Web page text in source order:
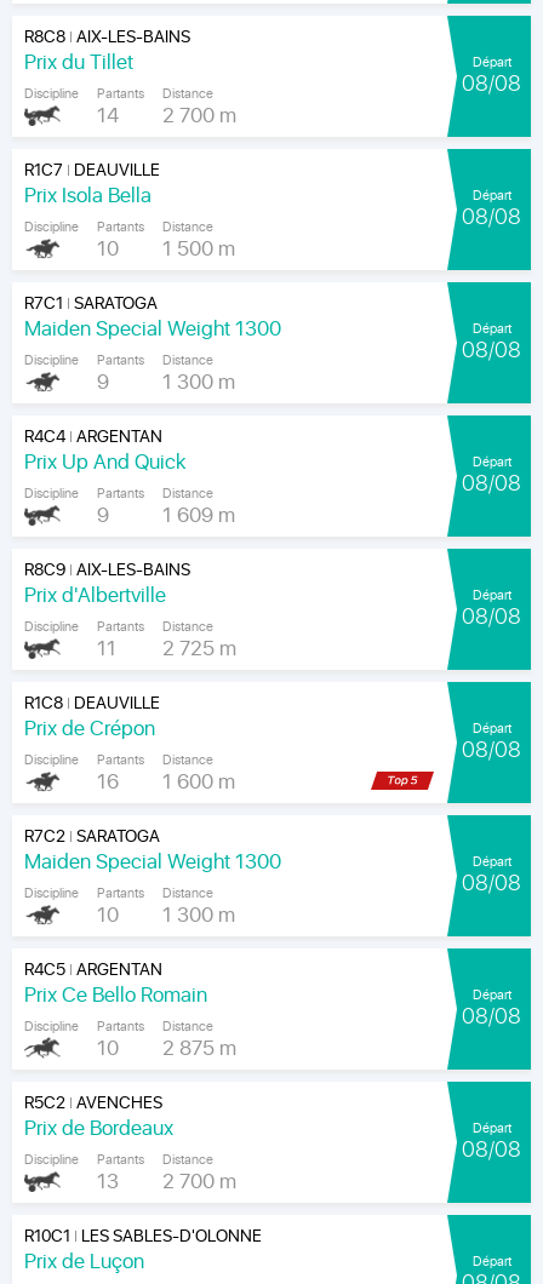
R8C8|AIX-LES-BAINS
Prix du Tillet
Discipline Partants
14
Distance
2 700 m
Départ
08/08
R1C7 | DEAUVILLE
Prix Isola Bella
Discipline Partants
10
Distance
1 500 m
Départ
08/08
R7C1 |SARATOGA
Maiden Special Weight 1300
Discipline Partants
9
Distance
1 300 m
Départ
08/08
R4C4|ARGENTAN
Prix Up And Quick
Discipline Partants
9
Distance
1 609 m
Départ
08/08
R8C9|AIX-LES-BAINS
Prix d'Albertville
Discipline Partants
11
Distance
2 725 m
Départ
08/08
R1C8| DEAUVILLE
Prix de Crépon
Discipline Partants
16
Distance
1 600 m
Départ
08/08
R7C2|SARATOGA
Maiden Special Weight 1300
Discipline Partants
10
Distance
1 300 m
Départ
08/08
R4C5|ARGENTAN
Prix Ce Bello Romain
Discipline Partants
10
Distance
2 875 m
Départ
08/08
R5C2|AVENCHES
Prix de Bordeaux
Discipline Partants
13
Distance
2 700 m
Départ
08/08
R10C1 | LES SABLES-D'OLONNE
Prix de Luçon Départ